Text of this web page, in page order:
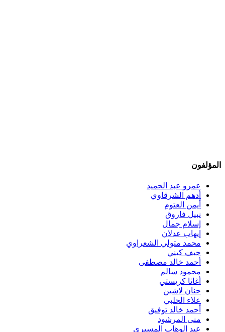
المؤلفون
عمرو عبد الحميد
أدهم الشرقاوي
أيمن العتوم
نبيل فاروق
إسلام جمال
إيهاب عدلان
محمد متولي الشعراوي
جيف كيني
أحمد خالد مصطفى
محمود سالم
أغاثا كريستي
حنان لاشين
علاء الحلبي
أحمد خالد توفيق
منى المرشود
عبد الوهاب المسيري